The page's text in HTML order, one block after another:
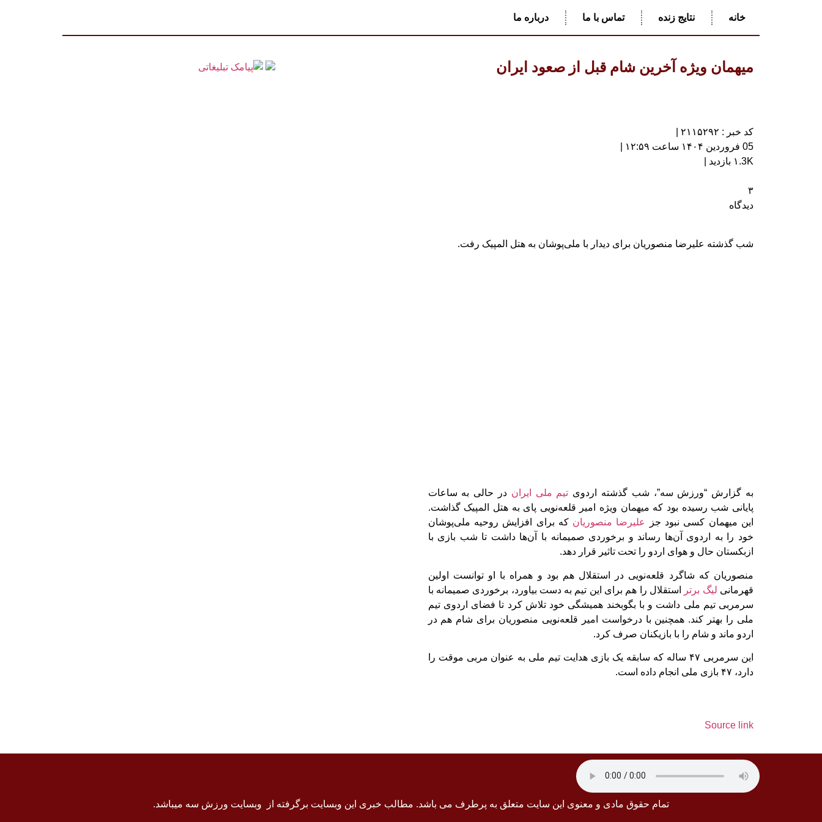
خانه نتایج زنده تماس با ما درباره ما
میهمان ویژه آخرین شام قبل از صعود ایران
کد خبر : ۲۱۱۵۲۹۲ |
05 فروردین ۱۴۰۴ ساعت ۱۲:۵۹ |
۱.3K بازدید |
۳
دیدگاه
شب گذشته علیرضا منصوریان برای دیدار با ملی‌پوشان به هتل المپیک رفت.
به گزارش “ورزش سه”، شب گذشته اردوی تیم ملی ایران در حالی به ساعات
پایانی شب رسیده بود که میهمان ویژه امیر قلعه‌نویی پای به هتل المپیک گذاشت.
این میهمان کسی نبود جز
علیرضا منصوریان که برای افزایش روحیه ملی‌پوشان
خود را به اردوی آن‌ها رساند و برخوردی صمیمانه با آن‌ها داشت تا شب بازی با
ازبکستان حال و هوای اردو را تحت تاثیر قرار دهد.
منصوریان که شاگرد قلعه‌نویی در استقلال هم بود و همراه با او توانست اولین
قهرمانی لیگ برتر
استقلال را هم برای این تیم به دست بیاورد، برخوردی صمیمانه با
سرمربی تیم ملی داشت و با بگوبخند همیشگی خود تلاش کرد تا فضای اردوی تیم
ملی را بهتر کند. همچنین با درخواست امیر قلعه‌نویی منصوریان برای شام هم در
اردو ماند و شام را با بازیکنان صرف کرد.
این سرمربی ۴۷ ساله که سابقه یک بازی هدایت تیم ملی به عنوان مربی موقت را
دارد، ۴۷ بازی ملی انجام داده است.
Source link
تمام حقوق مادی و معنوی این سایت متعلق به پرطرف می باشد. مطالب خبری این وبسایت برگرفته از وبسایت ورزش سه میباشد.